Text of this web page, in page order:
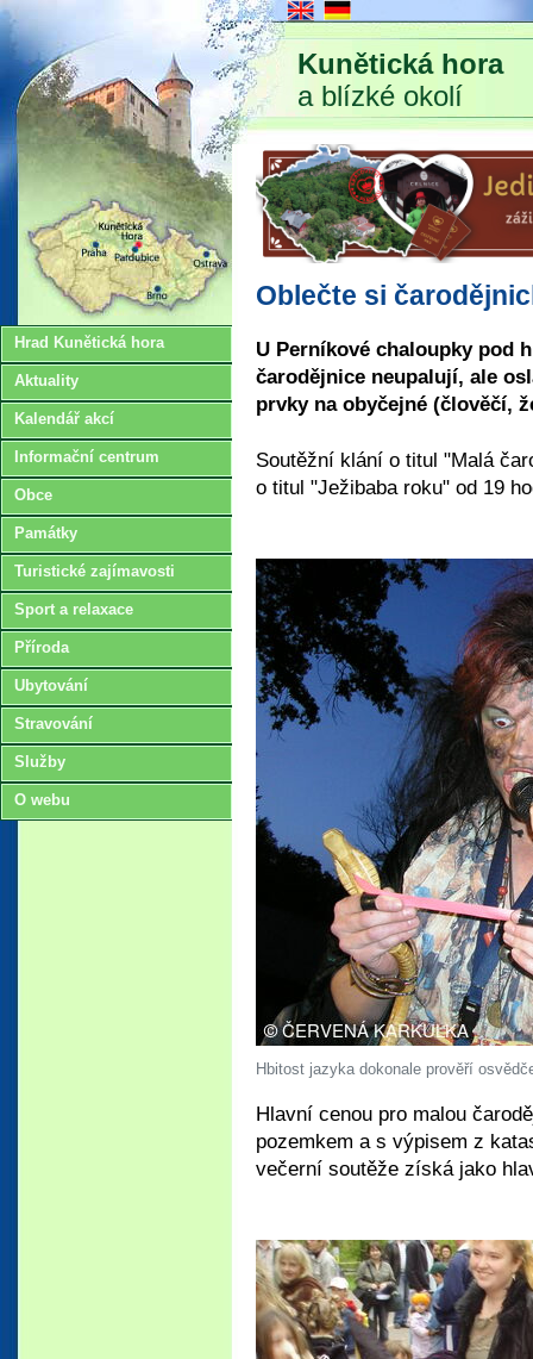
Kunětická hora
a blízké okolí
Hrad Kunětická hora
Aktuality
Kalendář akcí
Informační centrum
Obce
Památky
Turistické zajímavosti
Sport a relaxace
Příroda
Ubytování
Stravování
Služby
O webu
Oblečte si
U Perníkové chaloupky pod
čarodějnice neupalují, ale
prvky na obyčejné (člověčí,
Soutěžní klání o titul "Malá
o titul "Ježibaba roku" od 19
Hbitost jazyka dokonale prověří
Hlavní cenou pro malou
pozemkem a s výpisem z
večerní soutěže získá jako